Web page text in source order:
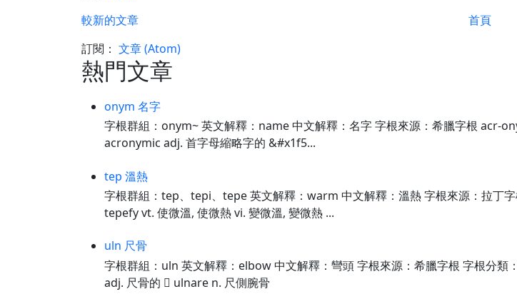
較新的文章
首頁
訂閱： 文章 (Atom)
熱門文章
onym 名字
字根群組：onym~ 英文解釋：name 中文解釋：名字 字根來源：希臘字根 acr-
acronymic adj. 首字母縮略字的 &#x1f5...
tep 溫熱
字根群組：tep、tepi、tepe 英文解釋：warm 中文解釋：溫熱 字根來源：拉丁
tepefy vt. 使微溫, 使微熱 vi. 變微溫, 變微熱 ...
uln 尺骨
字根群組：uln 英文解釋：elbow 中文解釋：彎頭 字根來源：希臘字根 字根分
adj. 尺骨的  ulnare n. 尺側腕骨